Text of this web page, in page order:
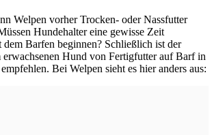
Welpen vorher Trocken- oder Nassfutter
Hundehalter eine gewisse Zeit
dem Barfen beginnen? Schließlich ist der
erwachsenen Hund von Fertigfutter auf Barf in
Bei Welpen sieht es hier anders aus: